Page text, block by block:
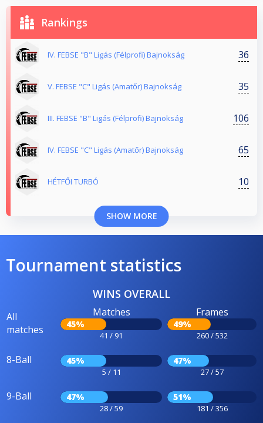
Rankings
IV. FEBSE "B" Ligás (Félprofi) Bajnokság 36
V. FEBSE "C" Ligás (Amatőr) Bajnokság 35
III. FEBSE "B" Ligás (Félprofi) Bajnokság 106
IV. FEBSE "C" Ligás (Amatőr) Bajnokság 65
HÉTFŐI TURBÓ 10
SHOW MORE
Tournament statistics
WINS OVERALL
All
matches
Matches
45%
41 / 91
Frames
49%
260 / 532
8-Ball 45%
5 / 11
47%
27 / 57
9-Ball 47%
28 / 59
51%
181 / 356